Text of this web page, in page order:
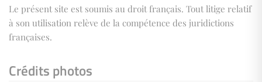
Le présent site est soumis au droit français. Tout litige relatif
à son utilisation relève de la compétence des juridictions
françaises.
Crédits photos